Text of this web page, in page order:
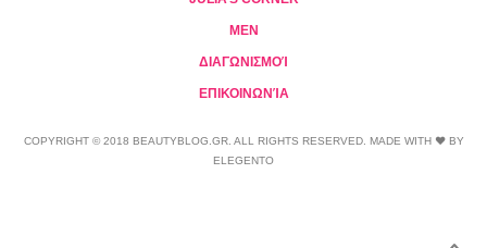
MEN
ΔΙΑΓΩΝΙΣΜΟΊ
ΕΠΙΚΟΙΝΩΝΊΑ
COPYRIGHT © 2018 BEAUTYBLOG.GR. ALL RIGHTS RESERVED. MADE WITH ❤ BY
ELEGENTO